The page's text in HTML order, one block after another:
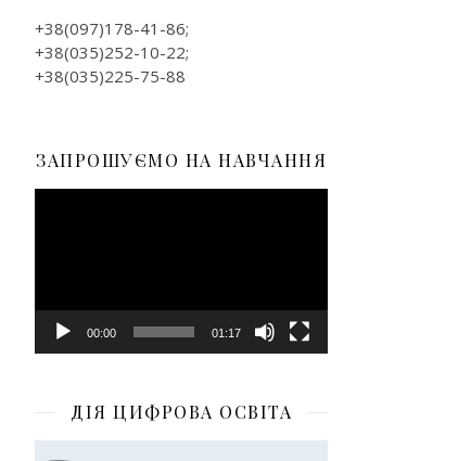
+38(097)178-41-86;
+38(035)252-10-22;
+38(035)225-75-88
ЗАПРОШУЄМО НА НАВЧАННЯ
00:00 01:17
ДІЯ ЦИФРОВА ОСВІТА